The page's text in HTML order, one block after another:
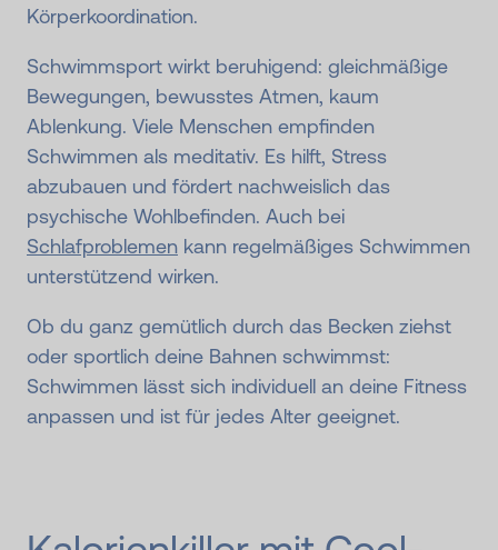
Körperkoordination.
Schwimmsport wirkt beruhigend: gleichmäßige
Bewegungen, bewusstes Atmen, kaum
Ablenkung. Viele Menschen empfinden
Schwimmen als meditativ. Es hilft, Stress
abzubauen und fördert nachweislich das
psychische Wohlbefinden. Auch bei
Schlafproblemen kann regelmäßiges Schwimmen
unterstützend wirken.
Ob du ganz gemütlich durch das Becken ziehst
oder sportlich deine Bahnen schwimmst:
Schwimmen lässt sich individuell an deine Fitness
anpassen und ist für jedes Alter geeignet.